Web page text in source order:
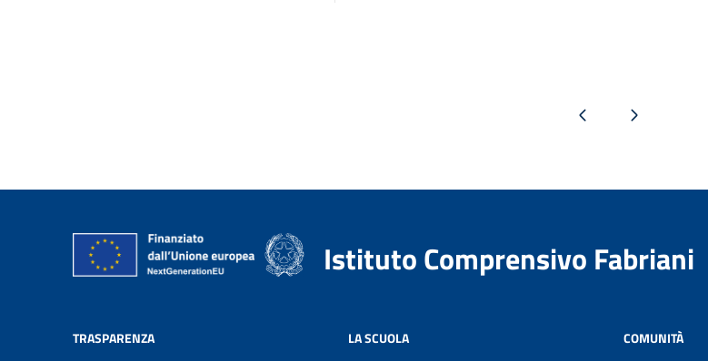
Pagina precedentePagina successiva
Istituto Comprensivo Fabriani
TRASPARENZA LA SCUOLA COMUNITÀ